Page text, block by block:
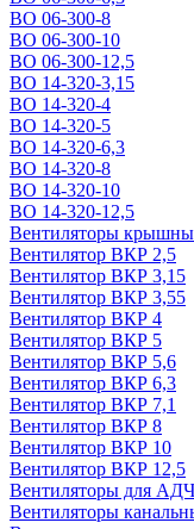
ВО 06-300-8
ВО 06-300-10
ВО 06-300-12,5
ВО 14-320-3,15
ВО 14-320-4
ВО 14-320-5
ВО 14-320-6,3
ВО 14-320-8
ВО 14-320-10
ВО 14-320-12,5
Вентиляторы
Вентилятор ВКР 2,5
Вентилятор ВКР 3,15
Вентилятор ВКР 3,55
Вентилятор ВКР 4
Вентилятор ВКР 5
Вентилятор ВКР 5,6
Вентилятор ВКР 6,3
Вентилятор ВКР 7,1
Вентилятор ВКР 8
Вентилятор ВКР 10
Вентилятор ВКР 12,5
Вентиляторы для
Вентиляторы